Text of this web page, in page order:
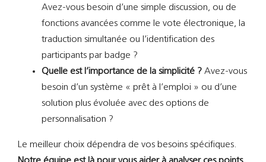
Avez-vous besoin d’une simple discussion, ou de
fonctions avancées comme le vote électronique, la
traduction simultanée ou l’identification des
participants par badge ?
Quelle est l’importance de la simplicité ? Avez-vous
besoin d’un système « prêt à l’emploi » ou d’une
solution plus évoluée avec des options de
personnalisation ?
Le meilleur choix dépendra de vos besoins spécifiques.